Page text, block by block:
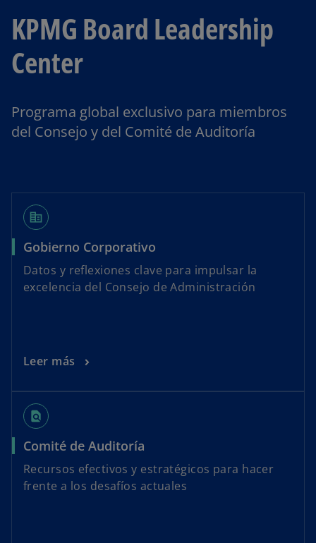
KPMG Board Leadership
Center
Programa global exclusivo para miembros
del Consejo y del Comité de Auditoría
corporate_fare
Gobierno Corporativo
Datos y reflexiones clave para impulsar la
excelencia del Consejo de Administración
Leer más
find_in_page
Comité de Auditoría
Recursos efectivos y estratégicos para hacer
frente a los desafíos actuales